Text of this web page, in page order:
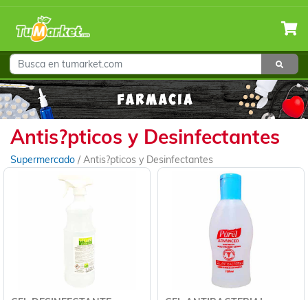
Antis?pticos y Desinfectantes
Supermercado /Antis?pticos y Desinfectantes